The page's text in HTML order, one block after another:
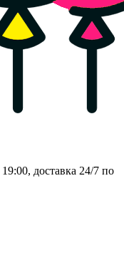
доставка 24/7 по